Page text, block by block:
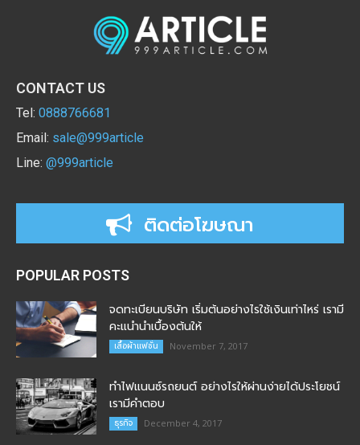
CONTACT US
Tel: 0888766681
Email: sale@999article
Line: @999article
ติดต่อโฆษณา
POPULAR POSTS
จดทะเบียนบริษัท เริ่มต้นอย่างไรใช้เงินเท่าไหร่ เรามี
คะแนำนำเบื้องต้นให้
เสื้อผ้าแฟชั่น November 7, 2017
ทำไฟแนนซ์รถยนต์ อย่างไรให้ผ่านง่ายได้ประโยชน์
เรามีคำตอบ
ธุรกิจ December 4, 2017